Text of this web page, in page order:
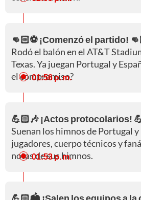
👊🏻⚽ ¡Comenzó el partido!
Rodó el balón en el AT&T
Texas. Ya juegan Portugal y
el compromiso?
01:56 p. m.
💪🏻🎶 ¡Actos protocolarios!
Suenan los himnos de Portugal y
jugadores, cuerpo técnicos y
notas de sus himnos.
01:53 p. m.